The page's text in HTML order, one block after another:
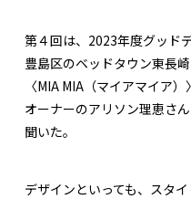
第４回は、2023年度グッド
豊島区のベッドタウン東長
〈MIA MIA（マイアマイア）
オーナーのアリソン理恵さ
聞いた。
デザインといっても、スタ